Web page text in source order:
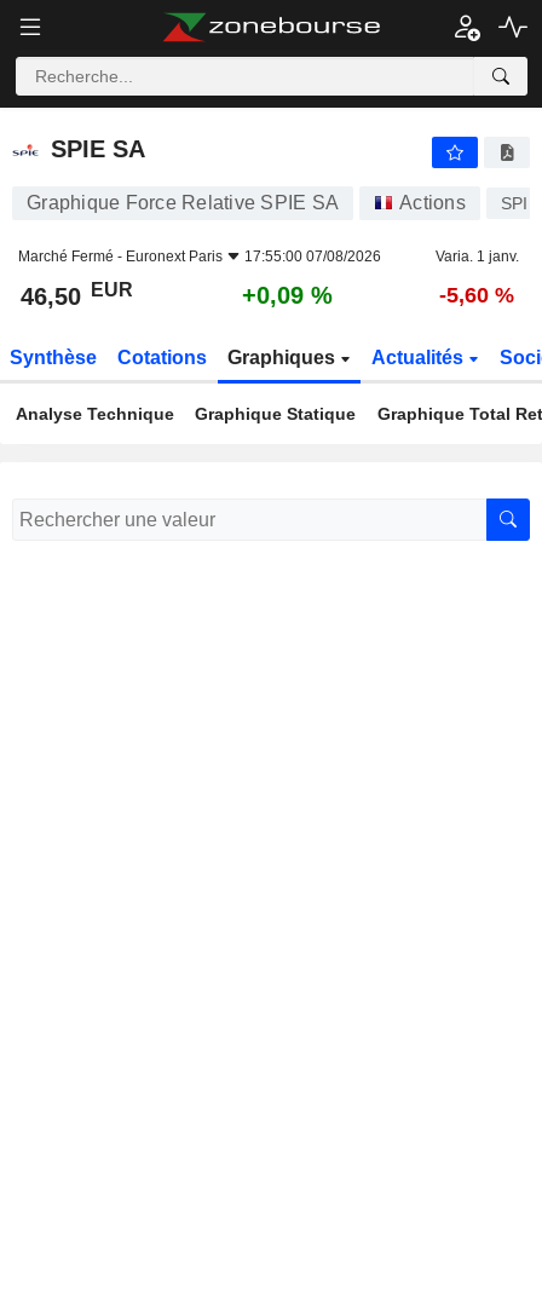
SPIE SA
SPIE SA
Graphique Force Relative SPIE SA Actions SPIE
Marché Fermé - Euronext Paris 17:55:00 07/08/2026 Varia. 1 janv.
46,50 EUR +0,09 % -5,60 %
Synthèse Cotations Graphiques Actualités
Analyse Technique Graphique Statique Graphique Total